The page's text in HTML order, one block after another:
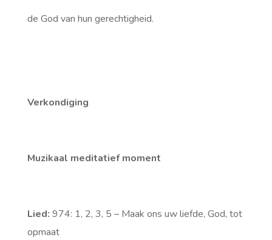
de God van hun gerechtigheid.
Verkondiging
Muzikaal meditatief moment
Lied: 974: 1, 2, 3, 5 – Maak ons uw liefde, God, tot
opmaat